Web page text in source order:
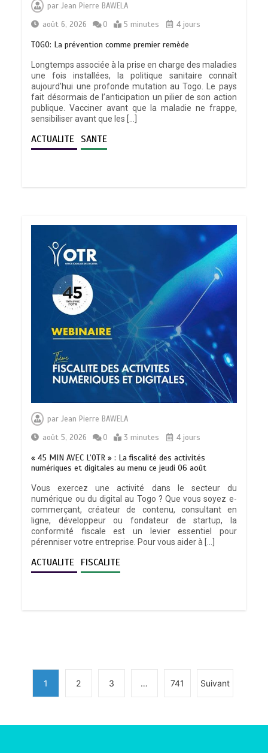
parJean Pierre BAWELA
août 6, 2026
0 5 minutes 4 jours
TOGO: La prévention comme premier remède
Longtemps associée à la prise en charge des maladies
une fois installées, la politique sanitaire connaît
aujourd’hui une profonde mutation au Togo. Le pays
fait désormais de l’anticipation un pilier de son action
publique. Vacciner avant que la maladie ne frappe,
sensibiliser avant que les […]
ACTUALITE SANTE
parJean Pierre BAWELA
août 5, 2026
0 3 minutes 4 jours
« 45 MIN AVEC L’OTR » : La fiscalité des activités
numériques et digitales au menu ce jeudi 06 août
Vous exercez une activité dans le secteur du
numérique ou du digital au Togo ? Que vous soyez e-
commerçant, créateur de contenu, consultant en
ligne, développeur ou fondateur de startup, la
conformité fiscale est un levier essentiel pour
pérenniser votre entreprise. Pour vous aider à […]
ACTUALITE FISCALITE
1 2 3 … 741 Suivant
TRANSFORMATION SOCIALE :
Feuille de route
5 minutes
TOGO : Sauver la mère devient un
indicateur de civilisation
4 minutes